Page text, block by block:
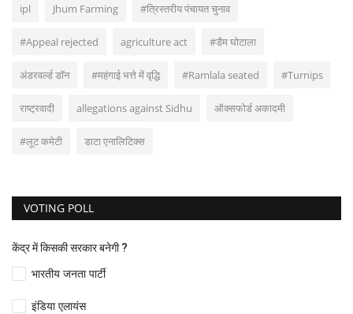
ipl Jhum Farming #त्रिस्तरीय पंचायत चुनाव
#Appeal rejected agriculture act #डैम घोटाला
अंडरवर्ल्ड डॉन #महंगाई भत्ते में वृद्धि #Ramlala seated #Turnips
राष्ट्रवादी allegations against Sidhu ऑक्सफोर्ड अकादमी
#लूट कमेटी डाटा एनालिटिक्स
VOTING POLL
केंद्र में किसकी सरकार बनेगी ?
भारतीय जनता पार्टी
इंडिया एलायंस